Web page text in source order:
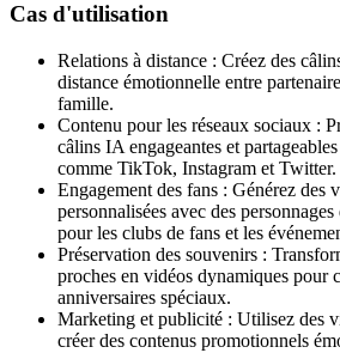
Cas d'utilisation
Relations à distance : Créez des
distance émotionnelle entre
famille.
Contenu pour les réseaux sociaux :
câlins IA engageantes et
comme TikTok, Instagram et Twitter.
Engagement des fans : Générez des
personnalisées avec des
pour les clubs de fans et les
Préservation des souvenirs :
proches en vidéos dynamiques pour
anniversaires spéciaux.
Marketing et publicité : Utilisez des
créer des contenus promotionnels